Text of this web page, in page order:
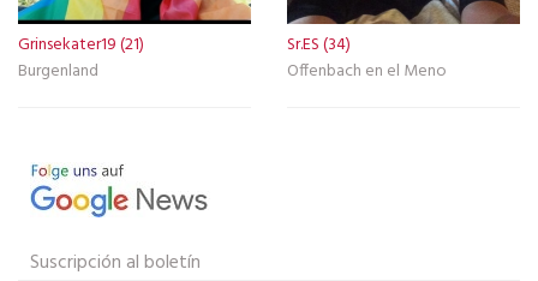
Grinsekater19 (21)
Burgenland
Sr.ES (34)
Offenbach en el Meno
Suscripción al boletín